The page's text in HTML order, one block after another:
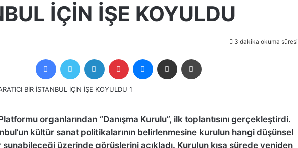
İÇİN İŞE KOYULDU
3 dakika okuma süresi
FacebookTwitter LinkedIn Pinterest MessengerE-Posta ile paylaş
organlarından “Danışma Kurulu”, ilk toplantısını gerçekleştirdi.
kültür sanat politikalarının belirlenmesine kurulun hangi düşünsel
sunabileceği üzerinde görüşlerini açıkladı. Kurulun kısa sürede yeniden